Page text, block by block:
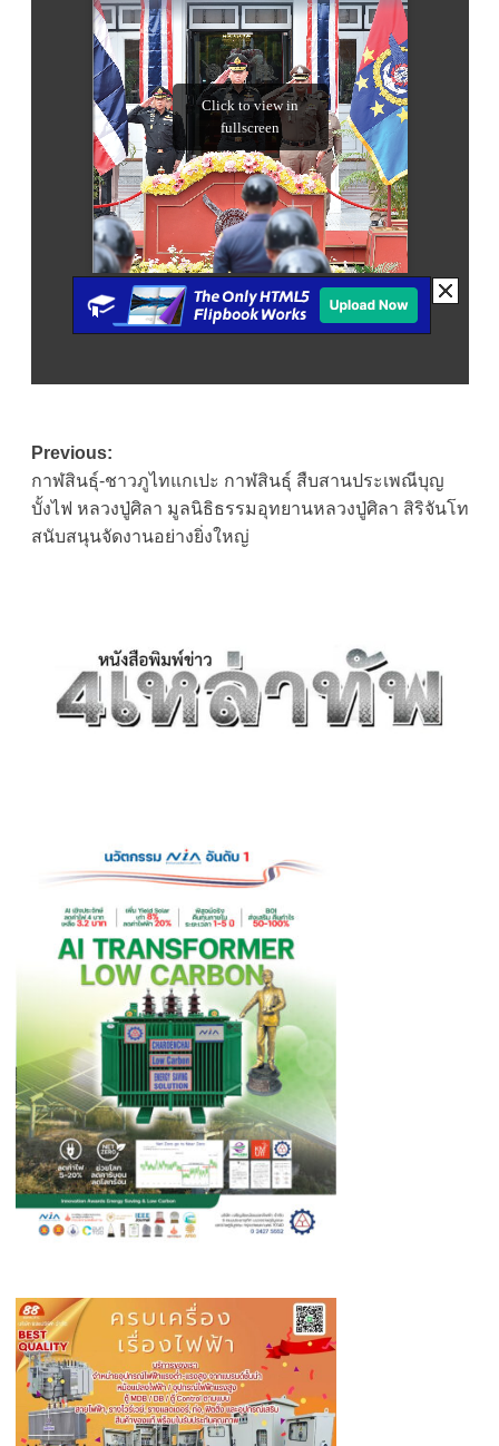
Post
navigation
Previous:
กาฬสินธุ์-ชาวภูไทแกเปะ กาฬสินธุ์ สืบสานประเพณีบุญ
บั้งไฟ หลวงปู่ศิลา มูลนิธิธรรมอุทยานหลวงปู่ศิลา สิริจันโท
สนับสนุนจัดงานอย่างยิ่งใหญ่